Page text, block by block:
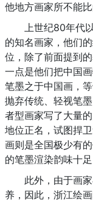
他地方画家所不能比
上世纪80年代以
的知名画家，他们
位，除了前面提到
一点是他们把中国
笔墨之于中国画，
抛弃传统、轻视笔
者型画家写了大量
地位正名，试图捍
画则是全国极少有
的笔墨渲染韵味十
此外，由于画家
养，因此，浙江绘